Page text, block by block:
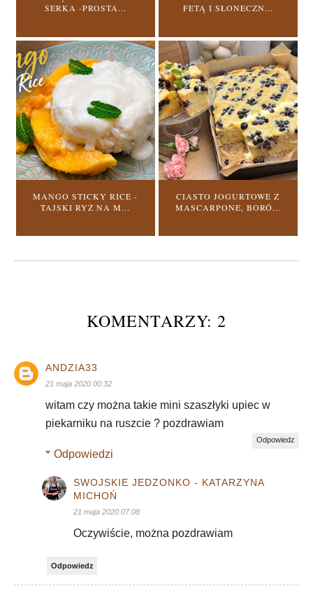
SERKA -PROSTA...
FETĄ I SŁONECZN...
MANGO STICKY RICE -
TAJSKI RYŻ NA M...
CIASTO JOGURTOWE Z
MASCARPONE, BORÓ...
KOMENTARZY: 2
ANDZIA33
21 maja 2020 00:32
witam czy można takie mini szaszłyki upiec w
piekarniku na ruszcie ? pozdrawiam
Odpowiedz
Odpowiedzi
SWOJSKIE JEDZONKO - KATARZYNA
MICHOŃ
21 maja 2020 07:08
Oczywiście, można pozdrawiam
Odpowiedz